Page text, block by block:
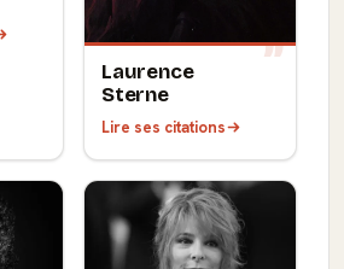
Laurence
Sterne
Lire ses citations